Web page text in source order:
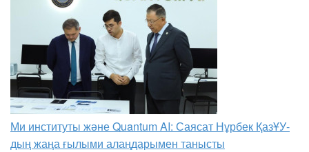
Ми институты және Quantum AI: Саясат Нұрбек ҚазҰУ-
дың жаңа ғылыми алаңдарымен танысты